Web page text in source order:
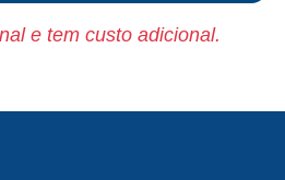
e tem custo adicional.